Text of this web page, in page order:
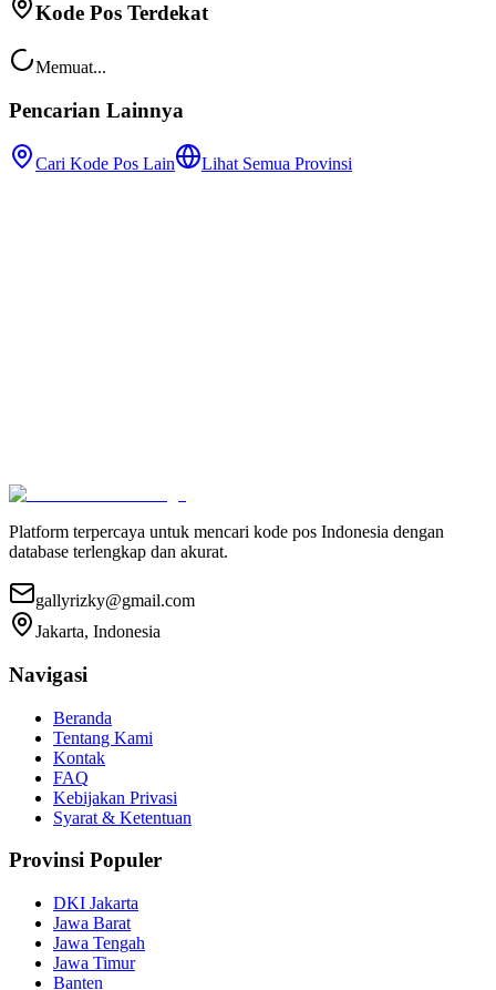
Kode Pos Terdekat
Memuat...
Pencarian Lainnya
Cari Kode Pos Lain Lihat Semua Provinsi
Platform terpercaya untuk mencari kode pos Indonesia dengan
database terlengkap dan akurat.
gallyrizky@gmail.com
Jakarta, Indonesia
Navigasi
Beranda
Tentang Kami
Kontak
FAQ
Kebijakan Privasi
Syarat & Ketentuan
Provinsi Populer
DKI Jakarta
Jawa Barat
Jawa Tengah
Jawa Timur
Banten